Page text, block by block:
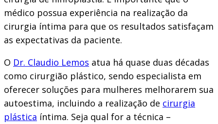
médico possua experiência na realização da
cirurgia íntima para que os resultados satisfaçam
as expectativas da paciente.
O Dr. Claudio Lemos atua há quase duas décadas
como cirurgião plástico, sendo especialista em
oferecer soluções para mulheres melhorarem sua
autoestima, incluindo a realização de cirurgia
plástica íntima. Seja qual for a técnica –